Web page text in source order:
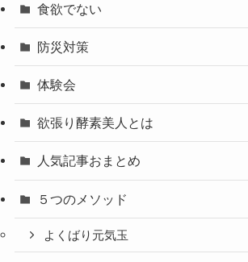
食欲でない
防災対策
体験会
欲張り酵素美人とは
人気記事おまとめ
５つのメソッド
よくばり元気玉